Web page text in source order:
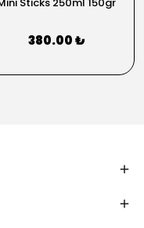
380.00 ₺